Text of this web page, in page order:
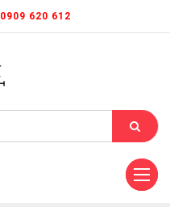
0909 620 612